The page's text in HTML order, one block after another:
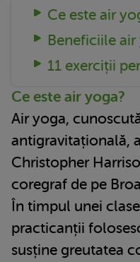
Ce este air
Beneficiile air
11 exerciții
Ce este air yoga?
Air yoga,
antigravitațională,
Christopher
coregraf de pe
În timpul unei
practicanții
susține greutatea